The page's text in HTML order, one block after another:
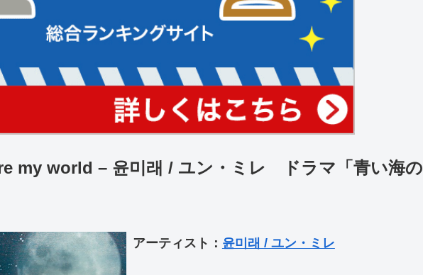
my world – 윤미래 / ユン・ミレ ドラマ「青い海の
アーティスト： 윤미래 / ユン・ミレ